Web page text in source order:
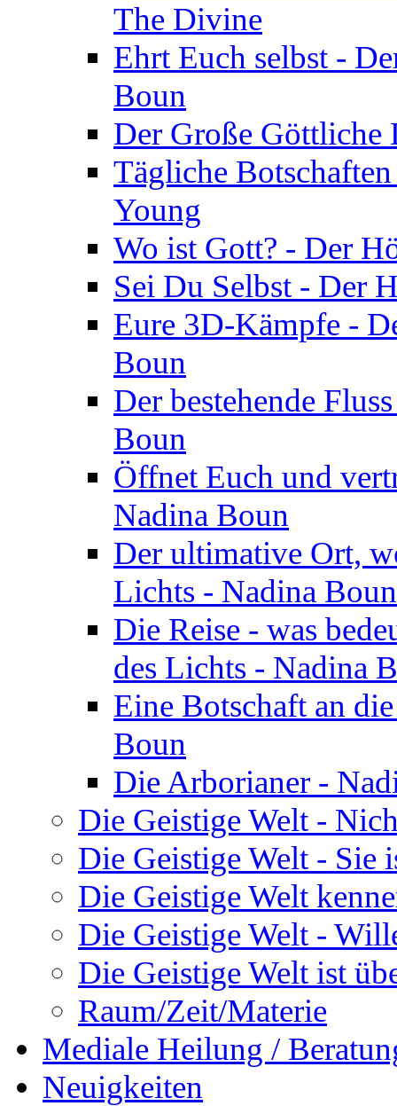
The Divine
Ehrt Euch selbst -
Boun
Der Große
Tägliche
Young
Wo ist Gott? - Der
Sei Du Selbst - Der
Eure 3D-Kämpfe -
Boun
Der bestehende
Boun
Öffnet Euch und
Nadina Boun
Der ultimative Ort,
Lichts - Nadina Boun
Die Reise - was
des Lichts - Nadina
Eine Botschaft an
Boun
Die Arborianer -
Die Geistige Welt -
Die Geistige Welt - Sie
Die Geistige Welt
Die Geistige Welt -
Die Geistige Welt ist
Raum/Zeit/Materie
Mediale Heilung /
Neuigkeiten